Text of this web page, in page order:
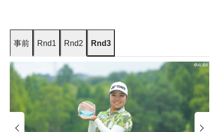
事前 Rnd1 Rnd2 Rnd3